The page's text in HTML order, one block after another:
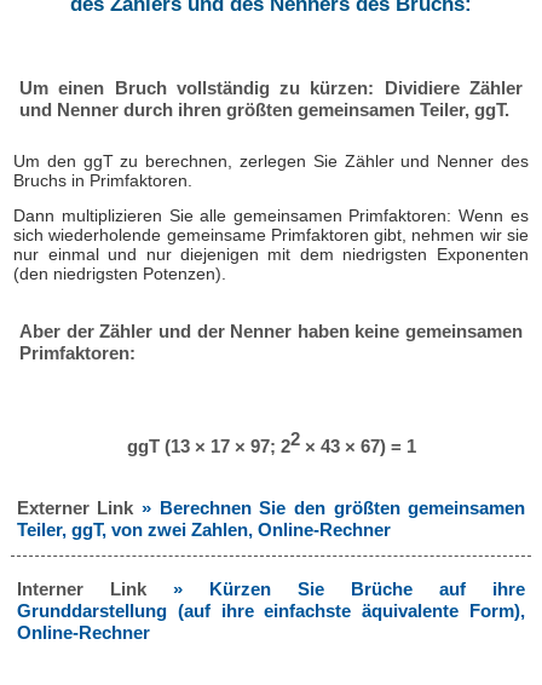
Um einen Bruch vollständig zu kürzen: Dividiere Zähler
und Nenner durch ihren größten gemeinsamen Teiler, ggT.
Um den ggT zu berechnen, zerlegen Sie Zähler und Nenner des
Bruchs in Primfaktoren.
Dann multiplizieren Sie alle gemeinsamen Primfaktoren: Wenn es
sich wiederholende gemeinsame Primfaktoren gibt, nehmen wir sie
nur einmal und nur diejenigen mit dem niedrigsten Exponenten
(den niedrigsten Potenzen).
Aber der Zähler und der Nenner haben keine gemeinsamen
Primfaktoren:
ggT (13 × 17 × 97; 22× 43 × 67) = 1
Externer Link» Berechnen Sie den größten gemeinsamen
Teiler, ggT, von zwei Zahlen, Online-Rechner
Interner Link » Kürzen Sie Brüche auf ihre
Grunddarstellung (auf ihre einfachste äquivalente Form),
Online-Rechner